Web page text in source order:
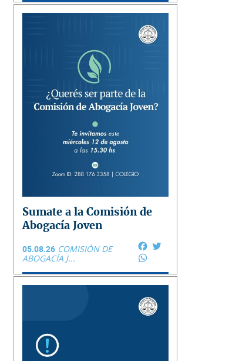
Sumate a la Comisión de
Abogacía Joven
05.08.26 COMISIÓN DE
ABOGACÍA J...
Facebook